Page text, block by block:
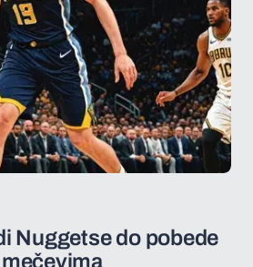
Nuggetse do pobede